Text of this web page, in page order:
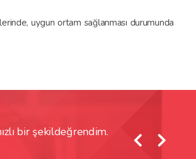
uygun ortam sağlanması durumunda
bir şekildeğrendim.
SolidWorks Kursu
Erol